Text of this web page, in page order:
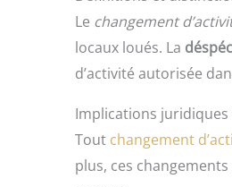
Le changement
locaux loués. La
d’activité autorisée
Implications
Tout changement
plus, ces